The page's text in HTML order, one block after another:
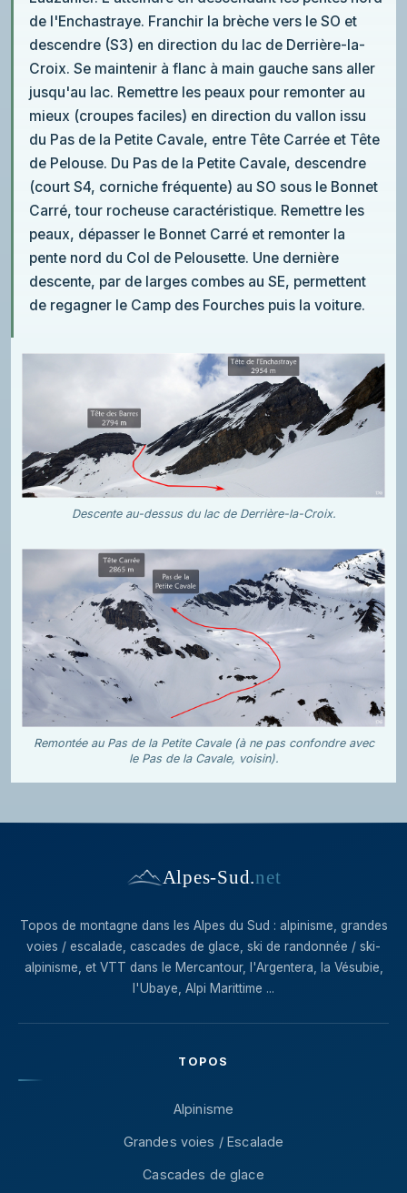
de l'Enchastraye. Franchir la brèche vers le SO et
descendre (S3) en direction du lac de Derrière-la-
Croix. Se maintenir à flanc à main gauche sans aller
jusqu'au lac. Remettre les peaux pour remonter au
mieux (croupes faciles) en direction du vallon issu
du Pas de la Petite Cavale, entre Tête Carrée et Tête
de Pelouse. Du Pas de la Petite Cavale, descendre
(court S4, corniche fréquente) au SO sous le Bonnet
Carré, tour rocheuse caractéristique. Remettre les
peaux, dépasser le Bonnet Carré et remonter la
pente nord du Col de Pelousette. Une dernière
descente, par de larges combes au SE, permettent
de regagner le Camp des Fourches puis la voiture.
Descente au-dessus du lac de Derrière-la-Croix.
Remontée au Pas de la Petite Cavale (à ne pas confondre avec
le Pas de la Cavale, voisin).
Alpes-Sud.net
Topos de montagne dans les Alpes du Sud : alpinisme, grandes
voies / escalade, cascades de glace, ski de randonnée / ski-
alpinisme, et VTT dans le Mercantour, l'Argentera, la Vésubie,
l'Ubaye, Alpi Marittime ...
TOPOS
Alpinisme
Grandes voies / Escalade
Cascades de glace